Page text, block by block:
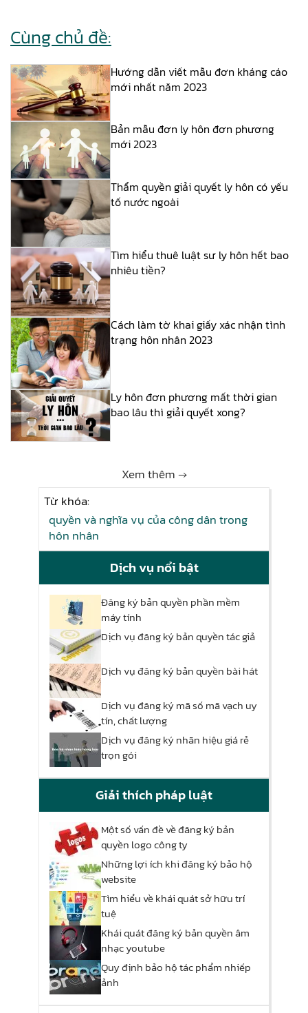
Cùng chủ đề:
Hướng dẫn viết mẫu đơn kháng cáo
mới nhất năm 2023
Bản mẫu đơn ly hôn đơn phương
mới 2023
Thẩm quyền giải quyết ly hôn có yếu
tố nước ngoài
Tìm hiểu thuê luật sư ly hôn hết bao
nhiêu tiền?
Cách làm tờ khai giấy xác nhận tình
trạng hôn nhân 2023
Ly hôn đơn phương mất thời gian
bao lâu thì giải quyết xong?
Xem thêm →
Từ khóa:
quyền và nghĩa vụ của công dân trong
hôn nhân
Dịch vụ nổi bật
Đăng ký bản quyền phần mềm
máy tính
Dịch vụ đăng ký bản quyền tác giả
Dịch vụ đăng ký bản quyền bài hát
Dịch vụ đăng ký mã số mã vạch uy
tín, chất lượng
Dịch vụ đăng ký nhãn hiệu giá rẻ
trọn gói
Giải thích pháp luật
Một số vấn đề về đăng ký bản
quyền logo công ty
Những lợi ích khi đăng ký bảo hộ
website
Tìm hiểu về khái quát sở hữu trí
tuệ
Khái quát đăng ký bản quyền âm
nhạc youtube
Quy định bảo hộ tác phẩm nhiếp
ảnh